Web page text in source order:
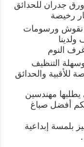
جدران للحدائق
رخيصة
نقوش ورسومات
النوم
التنظيف
للأقبية والحدائق
يطلبها مهندسين
أفضل صباغ
بلمسة إبداعية